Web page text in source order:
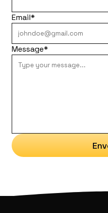
Email*
Message*